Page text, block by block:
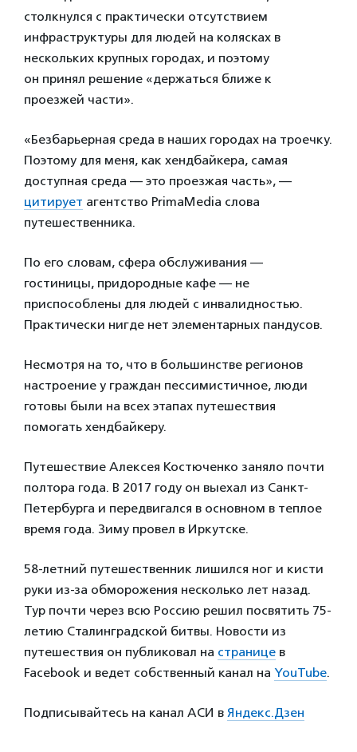
столкнулся с практически отсутствием
инфраструктуры для людей на колясках в
нескольких крупных городах, и поэтому
он принял решение «держаться ближе к
проезжей части».
«Безбарьерная среда в наших городах на троечку.
Поэтому для меня, как хендбайкера, самая
доступная среда — это проезжая часть», —
цитирует агентство PrimaMedia слова
путешественника.
По его словам, сфера обслуживания —
гостиницы, придородные кафе — не
приспособлены для людей с инвалидностью.
Практически нигде нет элементарных пандусов.
Несмотря на то, что в большинстве регионов
настроение у граждан пессимистичное, люди
готовы были на всех этапах путешествия
помогать хендбайкеру.
Путешествие Алексея Костюченко заняло почти
полтора года. В 2017 году он выехал из Санкт-
Петербурга и передвигался в основном в теплое
время года. Зиму провел в Иркутске.
58-летний путешественник лишился ног и кисти
руки из-за обморожения несколько лет назад.
Тур почти через всю Россию решил посвятить 75-
летию Сталинградской битвы. Новости из
путешествия он публиковал на странице в
Facebook и ведет собственный канал на YouTube.
Подписывайтесь на канал АСИ в Яндекс.Дзен